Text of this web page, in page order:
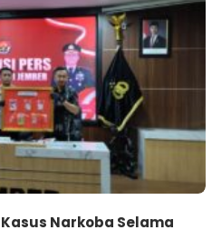
Narkoba Selama